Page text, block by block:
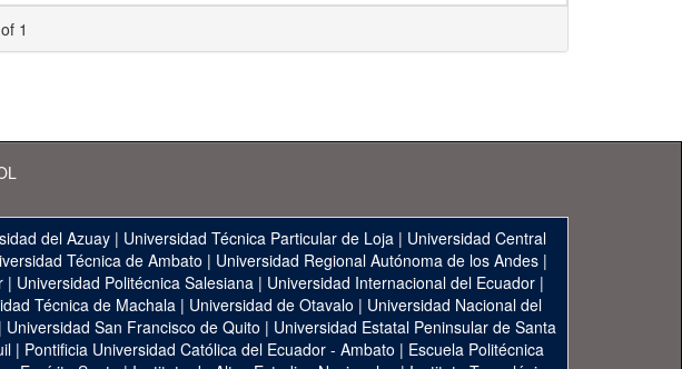
1
del Azuay | Universidad Técnica Particular de Loja | Universidad Central
Técnica de Ambato | Universidad Regional Autónoma de los Andes|
| Universidad Politécnica Salesiana| Universidad Internacional del Ecuador|
Técnica de Machala | Universidad de Otavalo | Universidad Nacional del
| Universidad San Francisco de Quito | Universidad Estatal Peninsular de Santa
| Pontificia Universidad Católica del Ecuador - Ambato | Escuela Politécnica